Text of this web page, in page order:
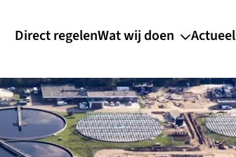
Direct regelenWat wij doen Actueel